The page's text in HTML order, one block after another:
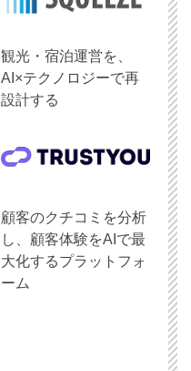
観光・宿泊運営を、
AI×テクノロジーで再
設計する
顧客のクチコミを分析
し、顧客体験をAIで最
大化するプラットフォ
ーム